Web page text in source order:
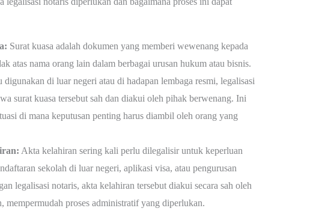
Surat kuasa adalah dokumen yang memberi wewenang kepada
atas nama orang lain dalam berbagai urusan hukum atau bisnis.
digunakan di luar negeri atau di hadapan lembaga resmi, legalisasi
surat kuasa tersebut sah dan diakui oleh pihak berwenang. Ini
di mana keputusan penting harus diambil oleh orang yang
Akta kelahiran sering kali perlu dilegalisir untuk keperluan
sekolah di luar negeri, aplikasi visa, atau pengurusan
legalisasi notaris, akta kelahiran tersebut diakui secara sah oleh
mempermudah proses administratif yang diperlukan.